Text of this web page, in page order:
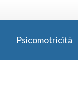
Psicomotricità